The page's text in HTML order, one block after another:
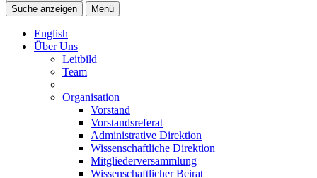
Suche anzeigen
Menü
English
Über Uns
Leitbild
Team
Organisation
Vorstand
Vorstandsreferat
Administrative Direktion
Wissenschaftliche Direktion
Mitgliederversammlung
Wissenschaftlicher Beirat